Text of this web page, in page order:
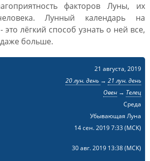
факторов Луны, их
Лунный календарь на
лёгкий способ узнать о ней все,
больше.
21 августа, 2019
20 лун. день → 21 лун. день
Овен→ Телец
Среда
Убывающая Луна
14 сен. 2019 7:33(МСК)
30 авг. 2019 13:38(МСК)